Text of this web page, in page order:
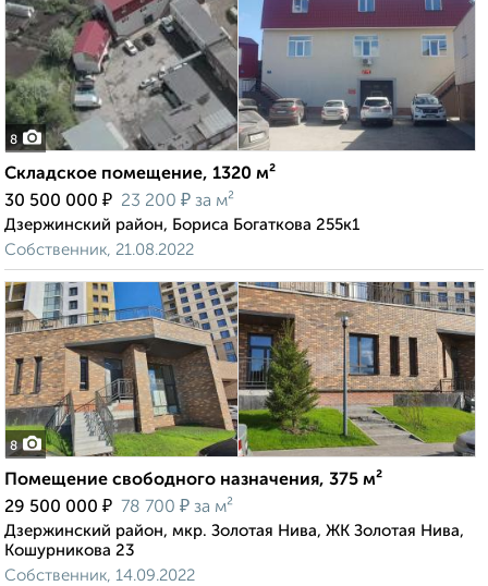
8
Складское помещение, 1320 м²
30 500 000 ₽ 23 200 ₽ за м²
Дзержинский район, Бориса Богаткова 255к1
Собственник, 21.08.2022
8
Помещение свободного назначения, 375 м²
29 500 000 ₽ 78 700 ₽ за м²
Дзержинский район, мкр. Золотая Нива, ЖК Золотая Нива,
Кошурникова 23
Собственник, 14.09.2022